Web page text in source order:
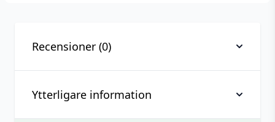
Ytterligare information
Recensioner (0)
Recensioner